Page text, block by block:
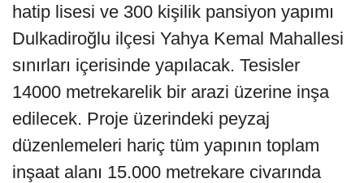
hatip lisesi ve 300 kişilik pansiyon yapımı
Dulkadiroğlu ilçesi Yahya Kemal Mahallesi
sınırları içerisinde yapılacak. Tesisler
14000 metrekarelik bir arazi üzerine inşa
edilecek. Proje üzerindeki peyzaj
düzenlemeleri hariç tüm yapının toplam
inşaat alanı 15.000 metrekare civarında